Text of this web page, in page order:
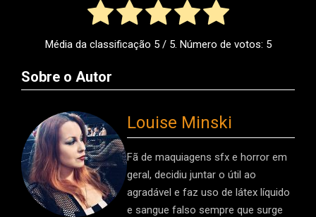
Média da classificação 5/ 5. Número de votos: 5
Sobre o Autor
Louise Minski
Fã de maquiagens sfx e horror em
geral, decidiu juntar o útil ao
agradável e faz uso de látex líquido
e sangue falso sempre que surge